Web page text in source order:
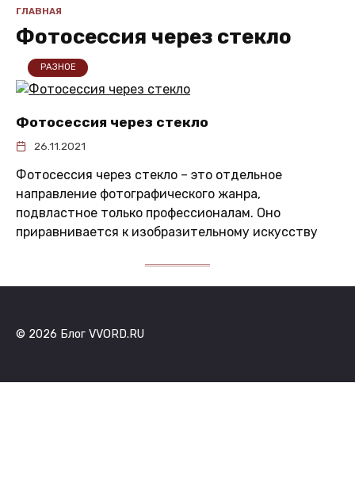
ГЛАВНАЯ
Фотосессия через стекло
РАЗНОЕ
Фотосессия через стекло
26.11.2021
Фотосессия через стекло – это отдельное
направление фотографического жанра,
подвластное только профессионалам. Оно
приравнивается к изобразительному искусству
© 2026 Блог VVORD.RU